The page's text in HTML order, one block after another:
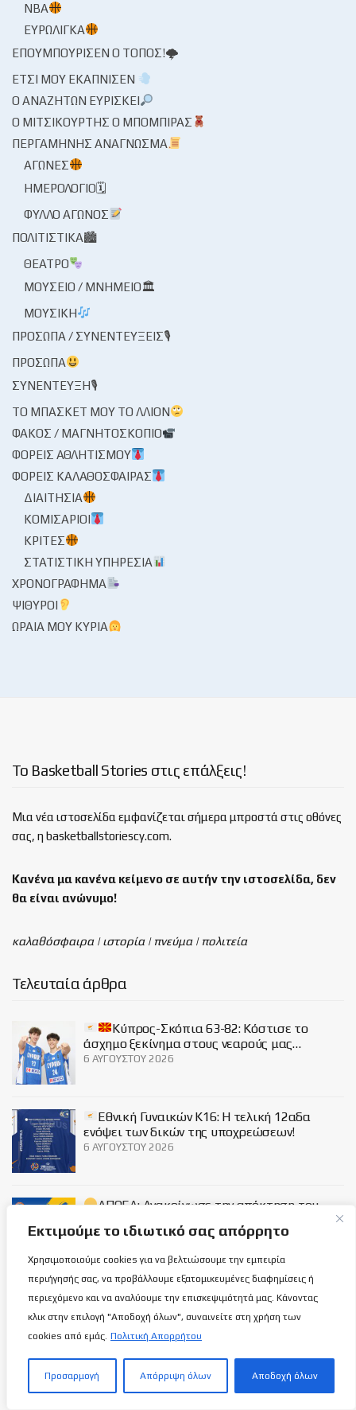
Εκτιμούμε το ιδιωτικό σας απόρρητο
Χρησιμοποιούμε cookies για να βελτιώσουμε την εμπειρία
περιήγησής σας, να προβάλλουμε εξατομικευμένες διαφημίσεις ή
περιεχόμενο και να αναλύουμε την επισκεψιμότητά μας. Κάνοντας
κλικ στην επιλογή "Αποδοχή όλων", συναινείτε στη χρήση των
cookies από εμάς. Πολιτική Απορρήτου
Προσαρμογή Απόρριψη όλων Αποδοχή όλων
NBA
ΕΥΡΩΛΊΓΚΑ
ΕΠΟΥΜΠΟΎΡΙΣΕΝ Ο ΤΌΠΟΣ!🌩
ΈΤΣΙ ΜΟΥ ΕΚΆΠΝΙΣΕΝ
Ο ΑΝΑΖΗΤΏΝ ΕΥΡΊΣΚΕΙ
Ο ΜΙΤΣΙΚΟΥΡΤΉΣ Ο ΜΠΌΜΠΙΡΑΣ
ΠΕΡΓΑΜΗΝΉΣ ΑΝΆΓΝΩΣΜΑ
ΑΓΏΝΕΣ
ΗΜΕΡΟΛΌΓΙΟ🗓
ΦΎΛΛΟ ΑΓΏΝΟΣ
ΠΟΛΙΤΙΣΤΙΚΆ🏙
ΘΈΑΤΡΟ
ΜΟΥΣΕΊΟ / ΜΝΗΜΕΊΟ🏛
ΜΟΥΣΙΚΉ
ΠΡΌΣΩΠΑ / ΣΥΝΕΝΤΕΎΞΕΙΣ🎙
ΠΡΌΣΩΠΑ
ΣΥΝΈΝΤΕΥΞΗ🎙
ΤΟ ΜΠΆΣΚΕΤ ΜΟΥ ΤΟ ΛΛΊΟΝ
ΦΑΚΌΣ / ΜΑΓΝΗΤΟΣΚΌΠΙΟ
ΦΟΡΕΊΣ ΑΘΛΗΤΙΣΜΟΎ
ΦΟΡΕΊΣ ΚΑΛΑΘΌΣΦΑΙΡΑΣ
ΔΙΑΙΤΗΣΊΑ
ΚΟΜΙΣΆΡΙΟΙ
ΚΡΙΤΈΣ
ΣΤΑΤΙΣΤΙΚΉ ΥΠΗΡΕΣΊΑ
ΧΡΟΝΟΓΡΆΦΗΜΑ
ΨΊΘΥΡΟΙ
ΩΡΑΊΑ ΜΟΥ ΚΥΡΊΑ
Το Basketball Stories στις επάλξεις!
Μια νέα ιστοσελίδα εμφανίζεται σήμερα μπροστά στις οθόνες
σας, η basketballstoriescy.com.
Κανένα μα κανένα κείμενο σε αυτήν την ιστοσελίδα, δεν
θα είναι ανώνυμο!
καλαθόσφαιρα | ιστορία | πνεύμα | πολιτεία
Τελευταία άρθρα
Κύπρος-Σκόπια 63-82: Κόστισε το
άσχημο ξεκίνημα στους νεαρούς μας…
6 ΑΥΓΟΎΣΤΟΥ 2026
Εθνική Γυναικών Κ16: Η τελική 12αδα
ενόψει των δικών της υποχρεώσεων!
6 ΑΥΓΟΎΣΤΟΥ 2026
ΑΠΟΕΛ: Ανακοίνωσε την απόκτηση του
6 ΑΥΓΟΎΣΤΟΥ 2026
Social